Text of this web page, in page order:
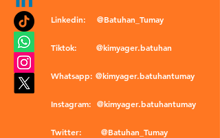
Linkedin: @Batuhan_Tumay
Tiktok: @kimyager.batuhan
Whatsapp: @kimyager.batuhantumay
Instagram: @kimyager.batuhantumay
Twitter: @Batuhan_Tumay